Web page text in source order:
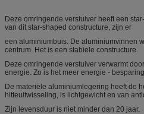
Deze omringende verstuiver heeft een
van dit star-shaped constructure, zijn er
een aluminiumbuis. De aluminiumvinnen
centrum. Het is een stabiele constructure.
Deze omringende verstuiver verwarmt
energie. Zo is het meer energie -
De materiële aluminiumlegering heeft de
hitteuitwisseling, is lichtgewicht en van
Zijn levensduur is niet minder dan 20 jaar.